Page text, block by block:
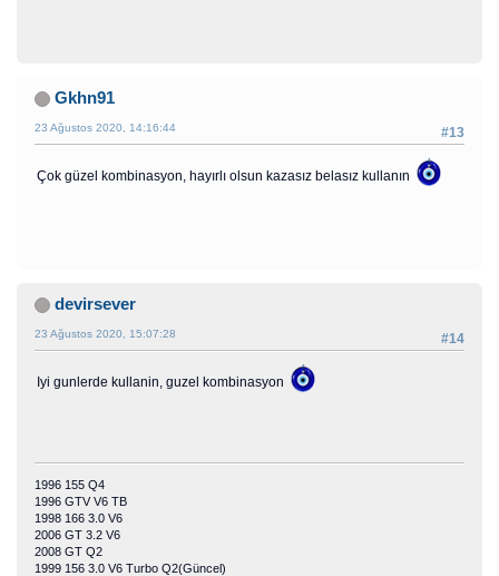
Gkhn91
#13
23 Ağustos 2020, 14:16:44
Çok güzel kombinasyon, hayırlı olsun kazasız belasız kullanın
devirsever
#14
23 Ağustos 2020, 15:07:28
Iyi gunlerde kullanin, guzel kombinasyon
1996 155 Q4
1996 GTV V6 TB
1998 166 3.0 V6
2006 GT 3.2 V6
2008 GT Q2
1999 156 3.0 V6 Turbo Q2(Güncel)